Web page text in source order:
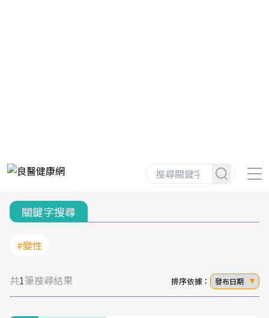
關鍵字搜尋
#變性
共1筆搜尋結果 排序依據： 發布日期